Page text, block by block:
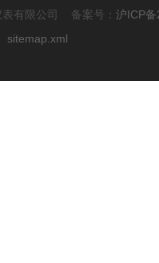
表有限公司 备案号： 沪ICP
sitemap.xml